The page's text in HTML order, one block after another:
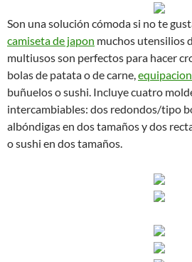
Son una solución cómoda si no te
camiseta de japon muchos utensilios
multiusos son perfectos para hacer
bolas de patata o de carne,
buñuelos o sushi. Incluye cuatro
intercambiables: dos redondos/tipo
albóndigas en dos tamaños y dos
o sushi en dos tamaños.